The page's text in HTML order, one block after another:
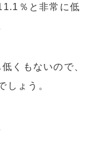
％と非常に低
くもないので、
しょう。